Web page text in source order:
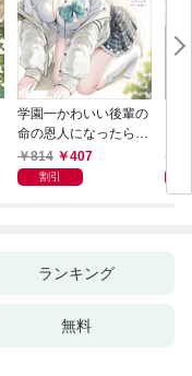
学園一かわいい後輩の
命の恩人になったら、
通い妻になって関係を
迫ってくる。
814 407
割引
ランキング
無料